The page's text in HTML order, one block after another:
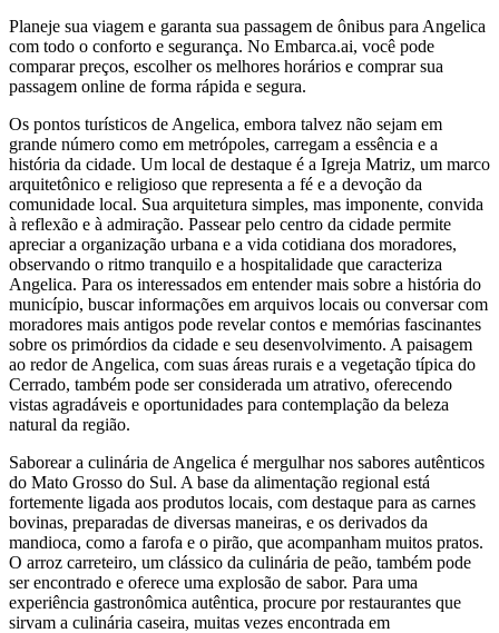
Planeje sua viagem e garanta sua passagem de ônibus para Angelica
com todo o conforto e segurança. No Embarca.ai, você pode
comparar preços, escolher os melhores horários e comprar sua
passagem online de forma rápida e segura.
Os pontos turísticos de Angelica, embora talvez não sejam em
grande número como em metrópoles, carregam a essência e a
história da cidade. Um local de destaque é a Igreja Matriz, um marco
arquitetônico e religioso que representa a fé e a devoção da
comunidade local. Sua arquitetura simples, mas imponente, convida
à reflexão e à admiração. Passear pelo centro da cidade permite
apreciar a organização urbana e a vida cotidiana dos moradores,
observando o ritmo tranquilo e a hospitalidade que caracteriza
Angelica. Para os interessados em entender mais sobre a história do
município, buscar informações em arquivos locais ou conversar com
moradores mais antigos pode revelar contos e memórias fascinantes
sobre os primórdios da cidade e seu desenvolvimento. A paisagem
ao redor de Angelica, com suas áreas rurais e a vegetação típica do
Cerrado, também pode ser considerada um atrativo, oferecendo
vistas agradáveis e oportunidades para contemplação da beleza
natural da região.
Saborear a culinária de Angelica é mergulhar nos sabores autênticos
do Mato Grosso do Sul. A base da alimentação regional está
fortemente ligada aos produtos locais, com destaque para as carnes
bovinas, preparadas de diversas maneiras, e os derivados da
mandioca, como a farofa e o pirão, que acompanham muitos pratos.
O arroz carreteiro, um clássico da culinária de peão, também pode
ser encontrado e oferece uma explosão de sabor. Para uma
experiência gastronômica autêntica, procure por restaurantes que
sirvam a culinária caseira, muitas vezes encontrada em